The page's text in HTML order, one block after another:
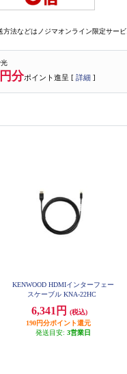
法などはノジマオンライン限定サービ
分ポイント進呈 [ 詳細 ]
KENWOOD HDMIインターフェー
スケーブル KNA-22HC
6,341円
(税込)
190円分ポイント還元
発送目安: 3営業日